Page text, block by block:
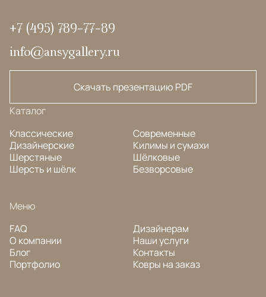
+7 (495) 789-77-89
info@ansygallery.ru
Скачать презентацию PDF
Каталог
Классические
Дизайнерские
Шерстяные
Шерсть и шёлк
Современные
Килимы и сумахи
Шёлковые
Безворсовые
Меню
FAQ
О компании
Блог
Портфолио
Дизайнерам
Наши услуги
Контакты
Ковры на заказ